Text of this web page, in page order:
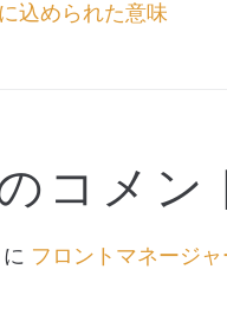
込められた意味
コメン
に フロントマネージ